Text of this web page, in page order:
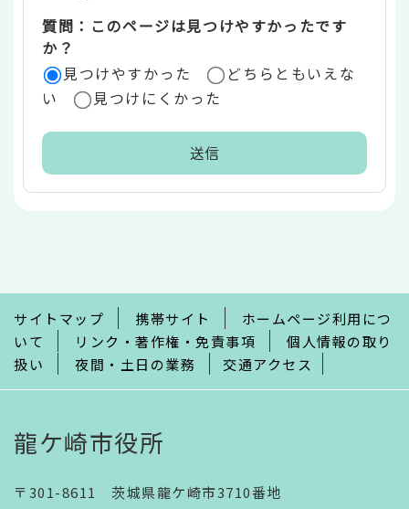
質問：このページは見つけやすかったです
か？
見つけやすかった
どちらともいえな
い
見つけにくかった
で
サイトマップ 携帯サイト
ホームページ利用につ
いて
リンク・著作権・免責事項
個人情報の取り
扱い
夜間・土日の業務 交通アクセス
龍ケ崎市役所
〒301-8611 茨城県龍ケ崎市3710番地